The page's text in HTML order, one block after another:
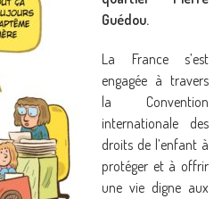
Guédou.
La France s’est
engagée à travers
la Convention
internationale des
droits de l’enfant à
protéger et à offrir
une vie digne aux